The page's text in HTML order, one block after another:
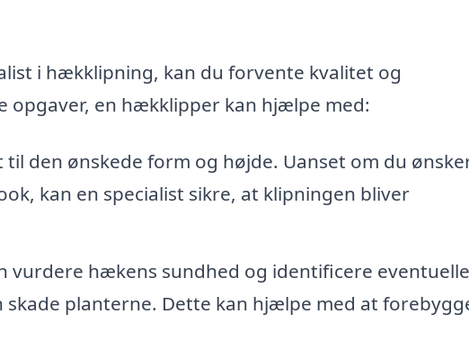
i hækklipning, kan du forvente kvalitet og
opgaver, en hækklipper kan hjælpe med:
den ønskede form og højde. Uanset om du
kan en specialist sikre, at klipningen bliver
vurdere hækens sundhed og identificere eventuelle
skade planterne. Dette kan hjælpe med at